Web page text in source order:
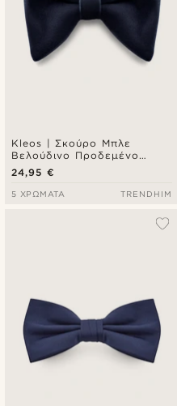
Kleos | Σκούρο Μπλε
Βελούδινο Προδεμένο
Παπιγιόν Droopy
24,95 €
5 ΧΡΏΜΑΤΑ TRENDHIM